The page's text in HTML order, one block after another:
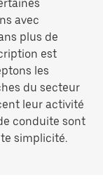
avec
plus de
est
les
du secteur
leur activité
conduite sont
simplicité.